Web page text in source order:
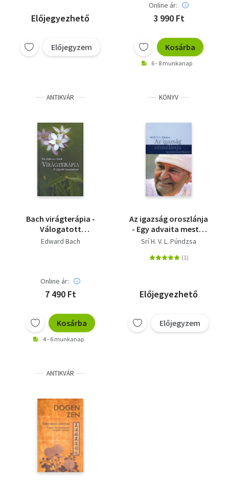
Előjegyezhető
Előjegyzem
Online ár:
3 990 Ft
Kosárba
6 - 8 munkanap
ANTIKVÁR
Bach virágterápia -
Válogatott
tanulmányok
Edward Bach
Online ár:
7 490 Ft
Kosárba
4 - 6 munkanap
KÖNYV
Az igazság oroszlánja
- Egy advaita mester
feljegyzései
Srí H. V. L. Púndzsa
Előjegyezhető
Előjegyzem
ANTIKVÁR